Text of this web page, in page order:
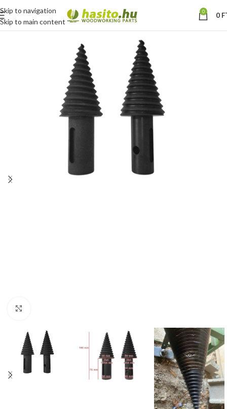
Skip to navigation
Skip to main content
0 0